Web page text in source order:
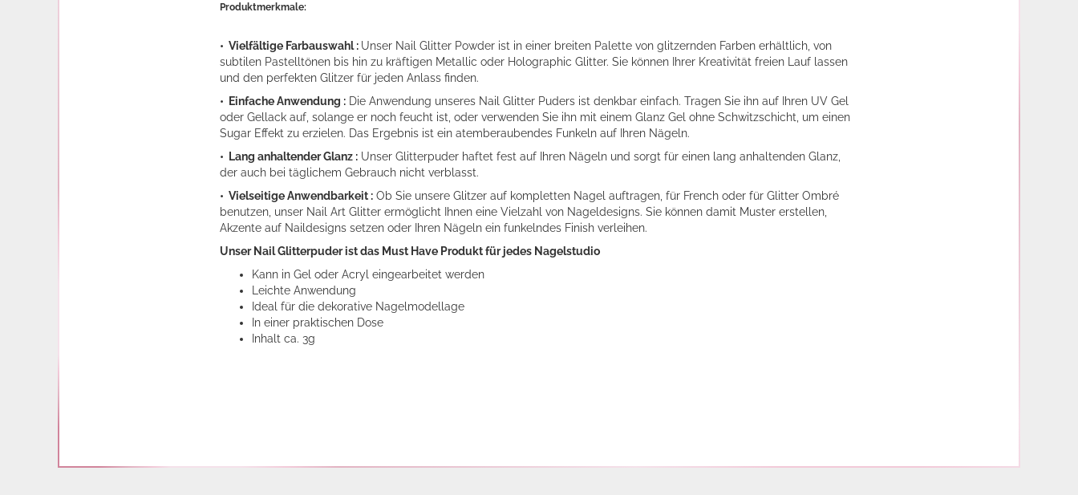
Produktmerkmale:
• Vielfältige Farbauswahl : Unser Nail Glitter Powder ist in einer breiten Palette von glitzernden Farben erhältlich, von
subtilen Pastelltönen bis hin zu kräftigen Metallic oder Holographic Glitter. Sie können Ihrer Kreativität freien Lauf lassen
und den perfekten Glitzer für jeden Anlass finden.
• Einfache Anwendung : Die Anwendung unseres Nail Glitter Puders ist denkbar einfach. Tragen Sie ihn auf Ihren UV Gel
oder Gellack auf, solange er noch feucht ist, oder verwenden Sie ihn mit einem Glanz Gel ohne Schwitzschicht, um einen
Sugar Effekt zu erzielen. Das Ergebnis ist ein atemberaubendes Funkeln auf Ihren Nägeln.
• Lang anhaltender Glanz : Unser Glitterpuder haftet fest auf Ihren Nägeln und sorgt für einen lang anhaltenden Glanz,
der auch bei täglichem Gebrauch nicht verblasst.
• Vielseitige Anwendbarkeit : Ob Sie unsere Glitzer auf kompletten Nagel auftragen, für French oder für Glitter Ombré
benutzen, unser Nail Art Glitter ermöglicht Ihnen eine Vielzahl von Nageldesigns. Sie können damit Muster erstellen,
Akzente auf Naildesigns setzen oder Ihren Nägeln ein funkelndes Finish verleihen.
Unser Nail Glitterpuder ist das Must Have Produkt für jedes Nagelstudio
Kann in Gel oder Acryl eingearbeitet werden
Leichte Anwendung
Ideal für die dekorative Nagelmodellage
In einer praktischen Dose
Inhalt ca. 3g